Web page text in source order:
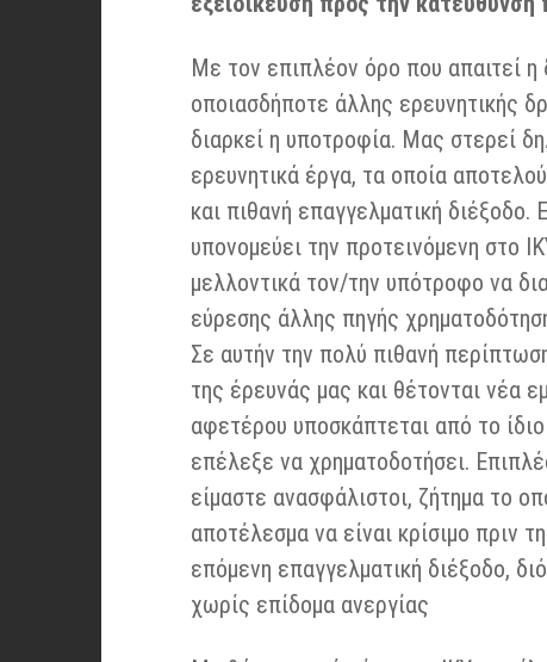
Με τον επιπλέον όρο που απαιτεί η
οποιασδήποτε άλλης ερευνητικής
διαρκεί η υποτροφία. Μας στερεί
ερευνητικά έργα, τα οποία
και πιθανή επαγγελματική
υπονομεύει την προτεινόμενη στο
μελλοντικά τον/την υπότροφο να
εύρεσης άλλης πηγής
Σε αυτήν την πολύ πιθανή
της έρευνάς μας και θέτονται νέα
αφετέρου υποσκάπτεται από το
επέλεξε να χρηματοδοτήσει.
είμαστε ανασφάλιστοι, ζήτημα το
αποτέλεσμα να είναι κρίσιμο πριν
επόμενη επαγγελματική διέξοδο,
χωρίς επίδομα ανεργίας